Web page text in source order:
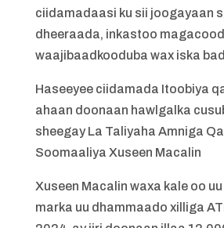
ciidamadaasi ku sii joogayaan
dheeraada, inkastoo
waajibaadkooduba wax iska
Haseeyee ciidamada Itoobiya
ahaan doonaan hawlgalka
sheegay La Taliyaha Amniga
Soomaaliya Xuseen Macalin
Xuseen Macalin waxa kale oo
marka uu dhammaado xilliga